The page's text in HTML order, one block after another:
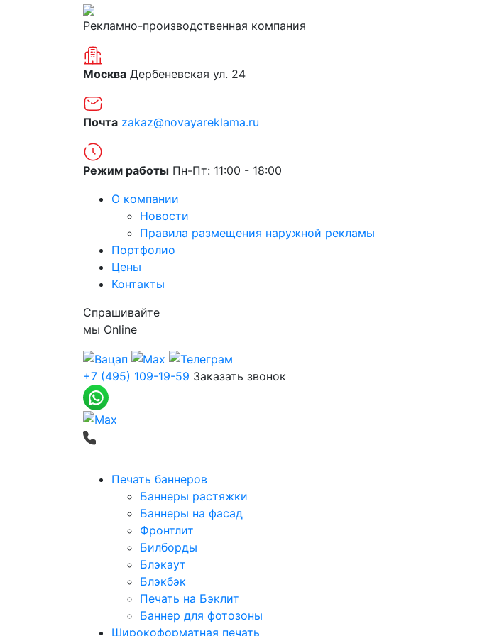
Рекламно-производственная компания
Москва Дербеневская ул. 24
Почта zakaz@novayareklama.ru
Режим работы Пн-Пт: 11:00 - 18:00
О компании
Новости
Правила размещения наружной рекламы
Портфолио
Цены
Контакты
Спрашивайте
мы Online
+7 (495) 109-19-59 Заказать звонок
Печать баннеров
Баннеры растяжки
Баннеры на фасад
Фронтлит
Билборды
Блэкаут
Блэкбэк
Печать на Бэклит
Баннер для фотозоны
Широкоформатная печать